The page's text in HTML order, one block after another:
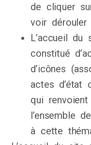
de cliquer
voir dérouler
L’accueil du
constitué
d’icônes
actes d’état
qui
l’ensemble
à cette